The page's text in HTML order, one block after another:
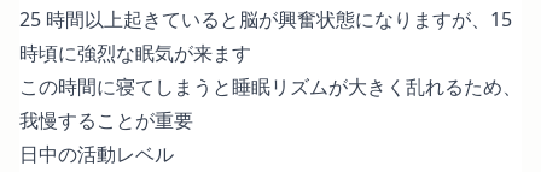
25 時間以上起きていると脳が興奮状態になりますが、15
時頃に強烈な眠気が来ます
この時間に寝てしまうと睡眠リズムが大きく乱れるため、
我慢することが重要
日中の活動レベル